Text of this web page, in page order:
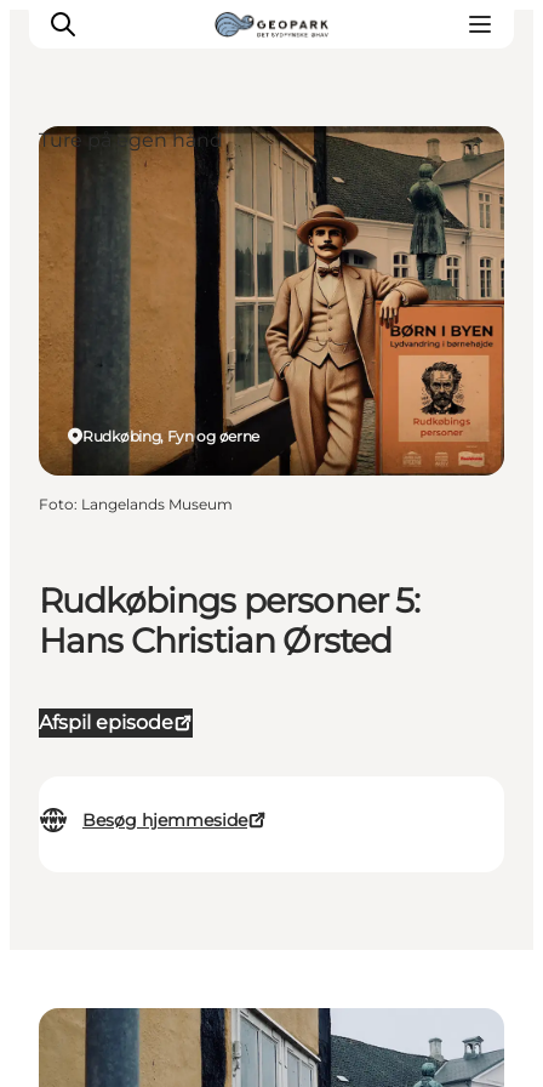
Rudkøbings personer 5:
Hans Christian Ørsted
Afspil episode
Besøg hjemmeside
Rudkøbing, Fyn og øerne
Ture på egen hånd
Foto: Langelands Museum